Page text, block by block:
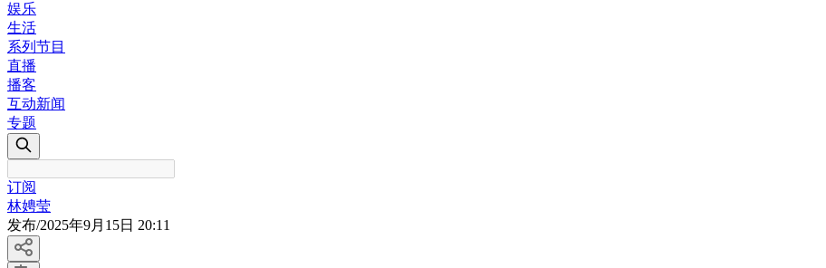
娱乐
生活
系列节目
直播
播客
互动新闻
专题
订阅
林娉莹
发布/2025年9月15日 20:11